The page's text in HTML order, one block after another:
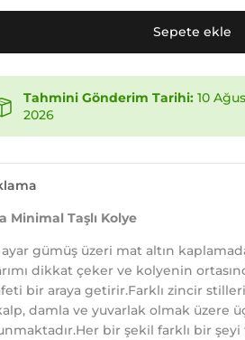
Sepete ekle
Tahmini Gönderim Tarihi: 10
2026
Minimal Taşlı Kolye
ayar gümüş üzeri mat altın
dikkat çeker ve kolyenin
bir araya getirir.Farklı zincir
damla ve yuvarlak olmak üzere
bir şekil farklı bir